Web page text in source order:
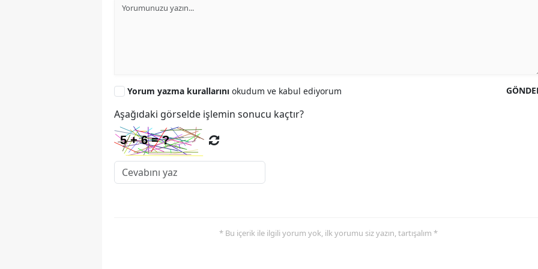
Yorum yazma kurallarını okudum ve kabul ediyorum
Aşağıdaki görselde işlemin sonucu kaçtır?
* Bu içerik ile ilgili yorum yok, ilk yorumu siz yazın, tartışalım *